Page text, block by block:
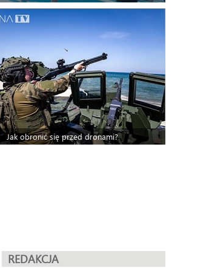
Jak obronić się przed dronami?
REDAKCJA